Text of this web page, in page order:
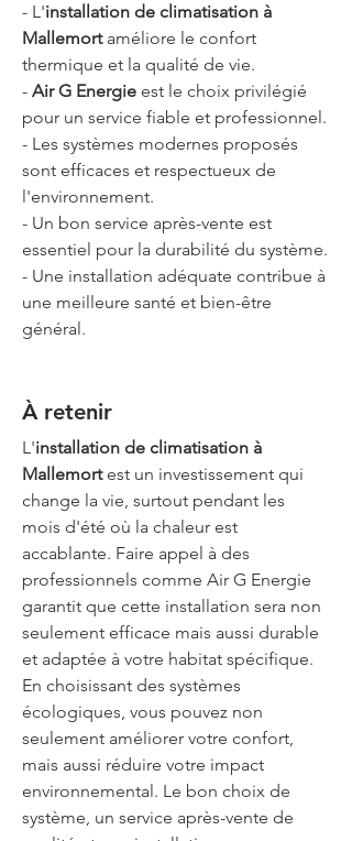
- L'installation de climatisation à
Mallemort améliore le confort
thermique et la qualité de vie.
- Air G Energie est le choix privilégié
pour un service fiable et professionnel.
- Les systèmes modernes proposés
sont efficaces et respectueux de
l'environnement.
- Un bon service après-vente est
essentiel pour la durabilité du système.
- Une installation adéquate contribue à
une meilleure santé et bien-être
général.
À retenir
L'installation de climatisation à
Mallemort est un investissement qui
change la vie, surtout pendant les
mois d'été où la chaleur est
accablante. Faire appel à des
professionnels comme Air G Energie
garantit que cette installation sera non
seulement efficace mais aussi durable
et adaptée à votre habitat spécifique.
En choisissant des systèmes
écologiques, vous pouvez non
seulement améliorer votre confort,
mais aussi réduire votre impact
environnemental. Le bon choix de
système, un service après-vente de